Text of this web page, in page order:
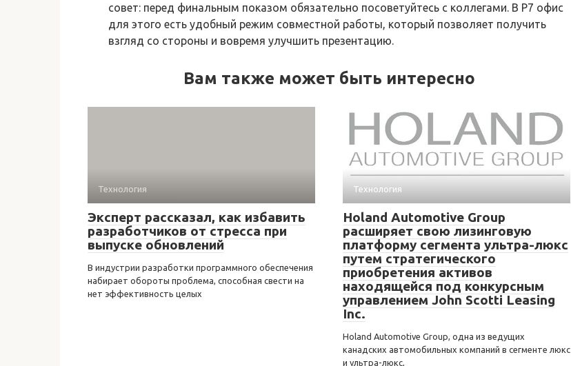
совет: перед финальным показом обязательно посоветуйтесь с коллегами. В Р7 офис
для этого есть удобный режим совместной работы, который позволяет получить
взгляд со стороны и вовремя улучшить презентацию.
Вам также может быть интересно
Технология
Эксперт рассказал, как избавить
разработчиков от стресса при
выпуске обновлений
В индустрии разработки программного обеспечения
набирает обороты проблема, способная свести на
нет эффективность целых
Технология
Holand Automotive Group
расширяет свою лизинговую
платформу сегмента ультра-люкс
путем стратегического
приобретения активов
находящейся под конкурсным
управлением John Scotti Leasing
Inc.
Holand Automotive Group, одна из ведущих
канадских автомобильных компаний в сегменте люкс
и ультра-люкс,